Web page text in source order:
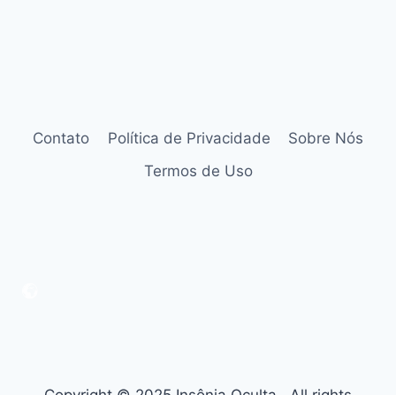
Contato Política de Privacidade
Sobre Nós
Termos de Uso